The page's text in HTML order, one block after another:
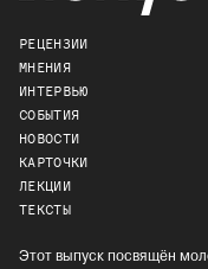
РЕЦЕНЗИИ
МНЕНИЯ
ИНТЕРВЬЮ
СОБЫТИЯ
НОВОСТИ
КАРТОЧКИ
ЛЕКЦИИ
ТЕКСТЫ
Этот выпуск посвящён